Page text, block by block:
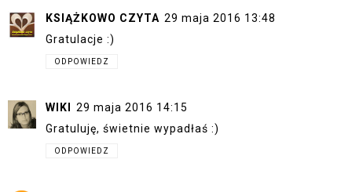
KSIĄŻKOWO CZYTA 29 maja 2016 13:48
Gratulacje :)
ODPOWIEDZ
WIKI
29 maja 2016 14:15
Gratuluję, świetnie wypadłaś :)
ODPOWIEDZ